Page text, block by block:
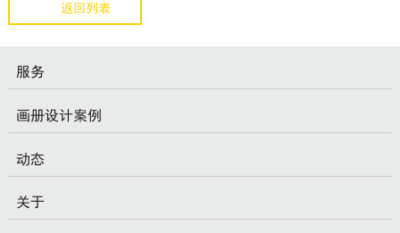
返回列表
服务
画册设计案例
动态
关于